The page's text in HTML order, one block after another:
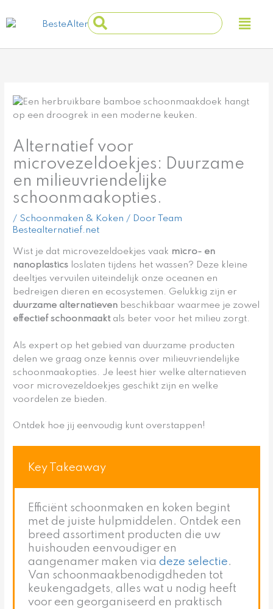
naar
inhoud
Main
Menu
Search
...
Alternatief voor
microvezeldoekjes: Duurzame
en milieuvriendelijke
schoonmaakopties.
/ Schoonmaken & Koken / Door
Team
Bestealternatief.net
Wist je dat microvezeldoekjes vaak micro- en
nanoplastics loslaten tijdens het wassen? Deze kleine
deeltjes vervuilen uiteindelijk onze oceanen en
bedreigen dieren en ecosystemen. Gelukkig zijn er
duurzame alternatieven beschikbaar waarmee je zowel
effectief schoonmaaktals beter voor het milieu zorgt.
Als expert op het gebied van duurzame producten
delen we graag onze kennis over milieuvriendelijke
schoonmaakopties. Je leest hier welke alternatieven
voor microvezeldoekjes geschikt zijn en welke
voordelen ze bieden.
Ontdek hoe jij eenvoudig kunt overstappen!
Key Takeaway
Efficiënt schoonmaken en koken begint
met de juiste hulpmiddelen. Ontdek een
breed assortiment producten die uw
huishouden eenvoudiger en
aangenamer maken viadeze selectie.
Van schoonmaakbenodigdheden tot
keukengadgets, alles wat u nodig heeft
voor een georganiseerd en praktisch